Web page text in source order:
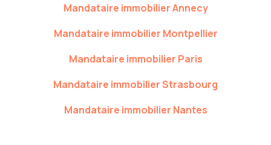
Mandataire immobilierAnnecy
Mandataire immobilier Montpellier
Mandataire immobilier Paris
Mandataire immobilierStrasbourg
Mandataire immobilier Nantes